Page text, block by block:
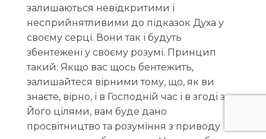
залишаються невідкритими і
несприйнятливими до підказок Духа у
своєму серці. Вони так і будуть
збентежені у своєму розумі. Принцип
такий: Якщо вас щось бентежить,
залишайтеся вірними тому, що, як ви
знаєте, вірно, і в Господній час і в згоді з
Його цілями, вам буде дано
просвітництво та розуміння з приводу